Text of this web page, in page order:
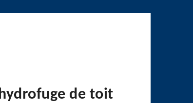
de toit